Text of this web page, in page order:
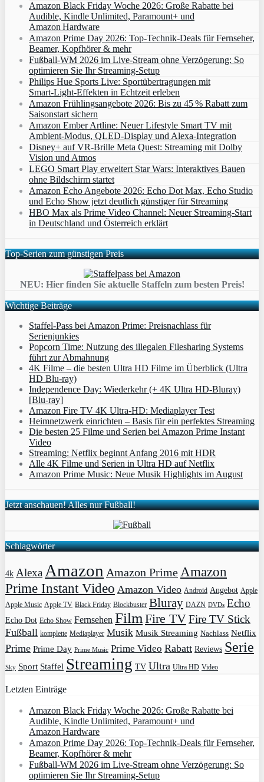
Amazon Black Friday Woche 2026: Große Rabatte bei
Audible, Kindle Unlimited, Paramount+ und
Amazon Hardware
Amazon Prime Day 2026: Top-Technik-Deals für Fernseher,
Beamer, Kopfhörer & mehr
Fußball-WM 2026 im Live-Stream ohne Verzögerung: So
optimieren Sie Ihr Streaming-Setup
Philips Hue Sports Live: Sportübertragungen mit
Smart‑Light‑Effekten in Echtzeit erleben
Amazon Frühlingsangebote 2026: Bis zu 45 % Rabatt zum
Saisonstart sichern
Amazon Ember Artline: Neuer Lifestyle Smart TV mit
Ambient‑Modus, QLED‑Display und Alexa‑Integration
Disney+ auf VR-Brille Meta Quest: Streaming mit Dolby
Vision und Atmos
LEGO Smart Play erweitert Star Wars: Interaktives Bauen
ohne Bildschirm startet
Amazon Echo Angebote 2026: Echo Dot Max, Echo Studio
und Echo Show jetzt deutlich günstiger für Streaming
HBO Max als Prime Video Channel: Neuer Streaming‑Start
in Deutschland und Österreich erklärt
Top-Serien zum günstigen Preis
NEU: Hier finden Sie aktuelle Staffeln zum besten Preis!
Wichtige Beiträge
Staffel-Pass bei Amazon Prime: Preisnachlass für
Serienjunkies
Popcorn Time: Nutzung des illegalen Filesharing Systems
führt zur Abmahnung
4K Filme – die besten Ultra HD Filme im Überblick (Ultra
HD Blu-ray)
Independence Day: Wiederkehr (+ 4K Ultra HD-Bluray)
[Blu-ray]
Amazon Fire TV 4K Ultra-HD: Mediaplayer Test
Heimnetzwerk einrichten – Basis für ein perfektes Streaming
Die besten 25 Filme und Serien bei Amazon Prime Instant
Video
Streaming: Netflix beginnt Anfang 2016 mit HDR
Alle 4K Filme und Serien in Ultra HD auf Netflix
Amazon Prime Music: Neue Musik Highlights im August
Jetzt anschauen! Alles nur Fußball!
Schlagwörter
4k AlexaAmazon Amazon PrimeAmazon
Prime Instant Video Amazon Video Android Angebot Apple
Apple Music Apple TV Black Friday Blockbuster Bluray DAZN DVDs Echo
Echo Dot Echo Show Fernsehen FilmFire TVFire TV Stick
Fußball komplette Mediaplayer Musik Musik Streaming Nachlass Netflix
Prime Prime Day Prime Music Prime Video Rabatt Reviews Serie
Sky Sport Staffel Streaming TV Ultra Ultra HD Video
Letzten Einträge
Amazon Black Friday Woche 2026: Große Rabatte bei
Audible, Kindle Unlimited, Paramount+ und
Amazon Hardware
Amazon Prime Day 2026: Top-Technik-Deals für Fernseher,
Beamer, Kopfhörer & mehr
Fußball-WM 2026 im Live-Stream ohne Verzögerung: So
optimieren Sie Ihr Streaming-Setup